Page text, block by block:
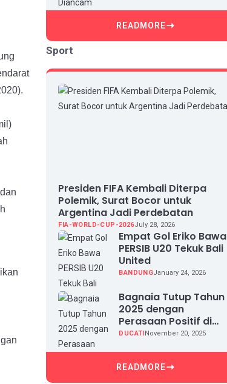
READMORE
Sport
Presiden FIFA Kembali Diterpa
Polemik, Surat Bocor untuk
Argentina Jadi Perdebatan
FIA-WORLD-CUP-2026July 28, 2026
Empat Gol Eriko Bawa
PERSIB U20 Tekuk Bali
United
BANDUNGJanuary 24, 2026
Bagnaia Tutup Tahun
2025 dengan
Perasaan Positif di
Valencia Test
DUCATINovember 20, 2025
READMORE